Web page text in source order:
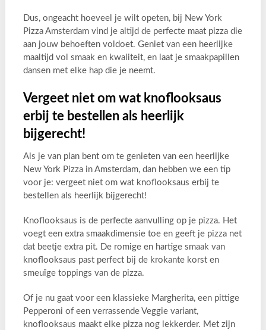
Dus, ongeacht hoeveel je wilt opeten, bij New York
Pizza Amsterdam vind je altijd de perfecte maat pizza die
aan jouw behoeften voldoet. Geniet van een heerlijke
maaltijd vol smaak en kwaliteit, en laat je smaakpapillen
dansen met elke hap die je neemt.
Vergeet niet om wat knoflooksaus
erbij te bestellen als heerlijk
bijgerecht!
Als je van plan bent om te genieten van een heerlijke
New York Pizza in Amsterdam, dan hebben we een tip
voor je: vergeet niet om wat knoflooksaus erbij te
bestellen als heerlijk bijgerecht!
Knoflooksaus is de perfecte aanvulling op je pizza. Het
voegt een extra smaakdimensie toe en geeft je pizza net
dat beetje extra pit. De romige en hartige smaak van
knoflooksaus past perfect bij de krokante korst en
smeuïge toppings van de pizza.
Of je nu gaat voor een klassieke Margherita, een pittige
Pepperoni of een verrassende Veggie variant,
knoflooksaus maakt elke pizza nog lekkerder. Met zijn